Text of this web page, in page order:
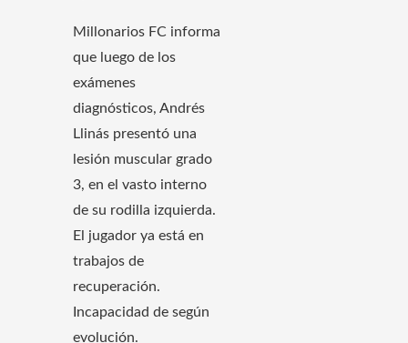
Millonarios FC informa
que luego de los
exámenes
diagnósticos, Andrés
Llinás presentó una
lesión muscular grado
3, en el vasto interno
de su rodilla izquierda.
El jugador ya está en
trabajos de
recuperación.
Incapacidad de según
evolución.